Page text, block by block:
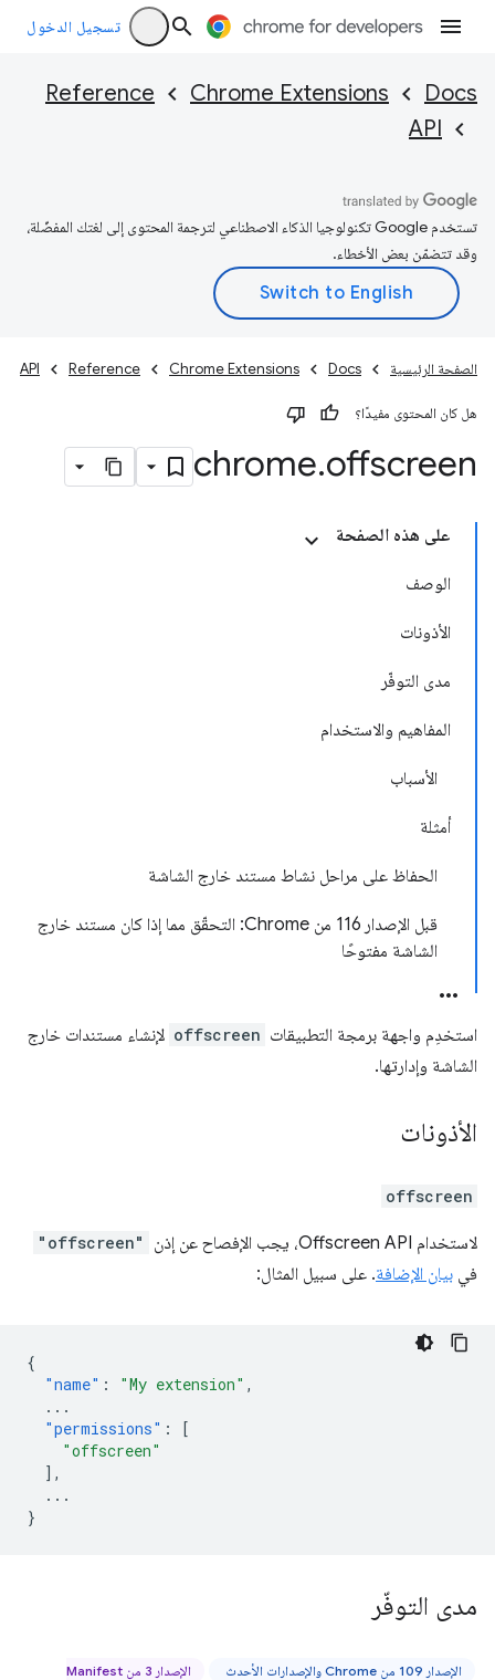
تسجيل الدخول
Docs
Chrome Extensions
Reference
API
تستخدم Google تكنولوجيا الذكاء الاصطناعي لترجمة المحتوى إلى لغتك المفضّلة،
وقد تتضمّن بعض الأخطاء.
الصفحة الرئيسية Docs
Chrome Extensions
Reference
API
هل كان المحتوى مفيدًا؟
chrome.offscreen
على هذه الصفحة
الوصف
الأذونات
مدى التوفّر
المفاهيم والاستخدام
الأسباب
أمثلة
الحفاظ على مراحل نشاط مستند خارج الشاشة
قبل الإصدار 116 من Chrome: التحقّق مما إذا كان مستند خارج
الشاشة مفتوحًا
استخدِم واجهة برمجة التطبيقات offscreen لإنشاء مستندات خارج
الشاشة وإدارتها.
الأذونات
offscreen
لاستخدام Offscreen API، يجب الإفصاح عن إذن "offscreen"
في بيان الإضافة. على سبيل المثال:
{
"name" : "My extension" ,
...
"permissions" :
[
"offscreen"
],
...
}
مدى التوفّر
الإصدار 109 من Chrome والإصدارات الأحدث
الإصدار 3 من Manifest